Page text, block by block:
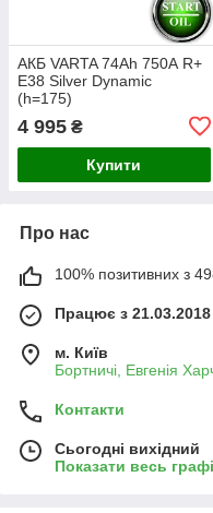
АКБ VARTA 74Ah 750А R+
E38 Silver Dynamic
(h=175)
4 995 ₴
Купити
Про нас
100% позитивних з
Працює з 21.03.2018
м. Київ
Бортничі, Евгенія
Контакти
Сьогодні вихідний
Показати весь